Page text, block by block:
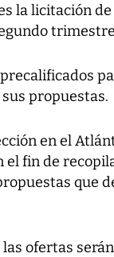
la licitación de
propuestas.
en el
el fin de
que
ofertas